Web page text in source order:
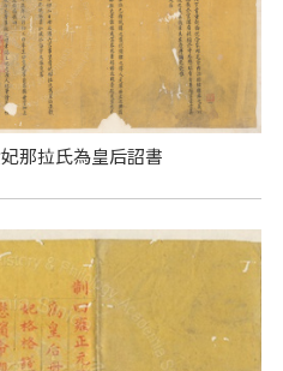
那拉氏為皇后詔書